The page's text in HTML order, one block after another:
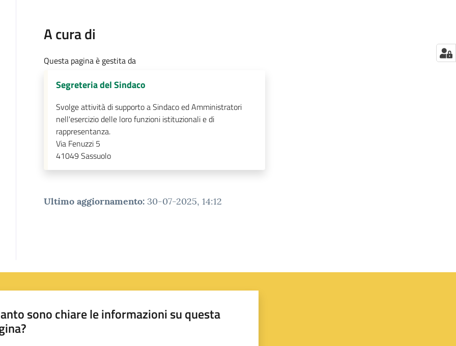
A cura di
Questa pagina è gestita da
Segreteria del Sindaco
Svolge attività di supporto a Sindaco ed Amministratori
nell'esercizio delle loro funzioni istituzionali e di
rappresentanza.
Via Fenuzzi 5
41049 Sassuolo
Ultimo aggiornamento: 30-07-2025, 14:12
sono chiare le informazioni su questa